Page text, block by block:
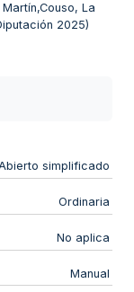
La
2025)
simplificado
Ordinaria
No aplica
Manual